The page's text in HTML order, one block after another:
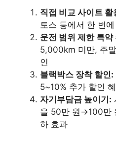
직접 비교 사이트 활
토스 등에서 한 번
운전 범위 제한 특약
5,000km 미만, 주
인
블랙박스 장착 할인:
5~10% 추가 할인
자기부담금 높이기:
을 50만 원→100만
하 효과